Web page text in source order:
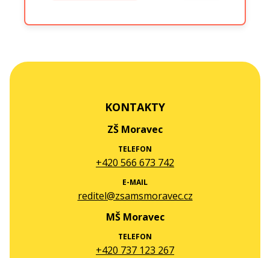
KONTAKTY
ZŠ Moravec
TELEFON
+420 566 673 742
E-MAIL
reditel@zsamsmoravec.cz
MŠ Moravec
TELEFON
+420 737 123 267